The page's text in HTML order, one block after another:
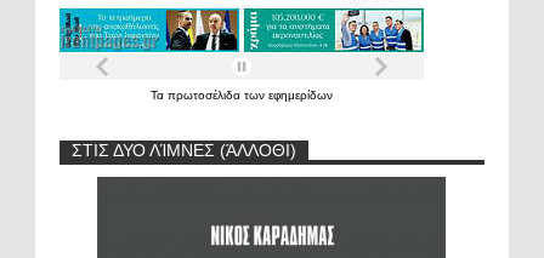
Τα πρωτοσέλιδα των εφημερίδων
ΣΤΙΣ ΔΥΟ ΛΊΜΝΕΣ (ΆΛΛΟΘΙ)